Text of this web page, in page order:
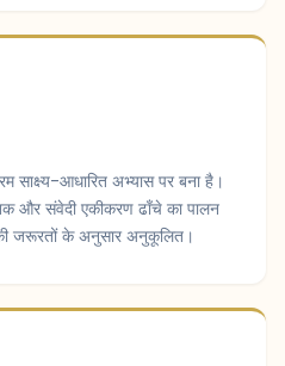
आधारित अभ्यास पर बना है।
और संवेदी एकीकरण ढाँचे का पालन
जरूरतों के अनुसार अनुकूलित।